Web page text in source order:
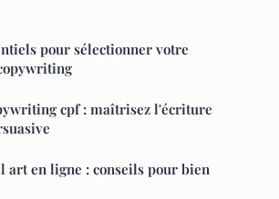
pour sélectionner votre
cpf : maîtrisez l'écriture
art en ligne : conseils pour bien